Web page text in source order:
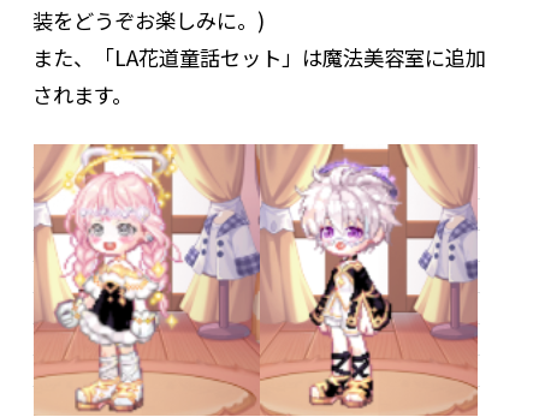
装をどうぞお楽しみに。)
また、「LA花道童話セット」は魔法美容室に追加
されます。